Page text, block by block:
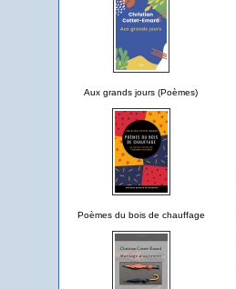
Aux grands jours (Poèmes)
Poèmes du bois de chauffage